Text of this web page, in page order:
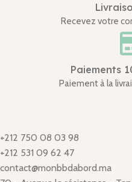
Recevez votre
Paiements
Paiement à la
+212 750 08 03 98
+212 531 09 62 47
contact@monbbdabord.ma